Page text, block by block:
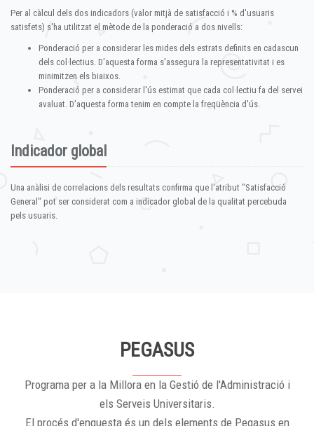
Per al càlcul dels dos indicadors (valor mitjà de satisfacció i % d'usuaris
satisfets) s'ha utilitzat el mètode de la ponderació a dos nivells:
Ponderació per a considerar les mides dels estrats definits en cadascun
dels col·lectius. D'aquesta forma s'assegura la representativitat i es
minimitzen els biaixos.
Ponderació per a considerar l'ús estimat que cada col·lectiu fa del servei
avaluat. D'aquesta forma tenim en compte la freqüència d'ús.
Indicador global
Una anàlisi de correlacions dels resultats confirma que l'atribut "Satisfacció
General" pot ser considerat com a indicador global de la qualitat percebuda
pels usuaris.
PEGASUS
Programa per a la Millora en la Gestió de l'Administració i
els Serveis Universitaris.
El procés d'enquesta és un dels elements de Pegasus en